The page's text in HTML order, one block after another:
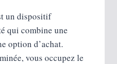
un dispositif
qui combine une
option d’achat.
vous occupez le